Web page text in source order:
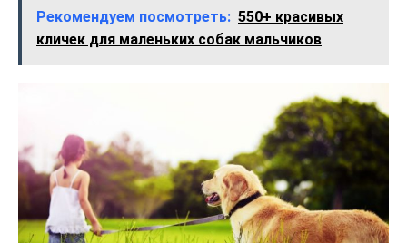
Рекомендуем посмотреть: 550+ красивых
кличек для маленьких собак мальчиков